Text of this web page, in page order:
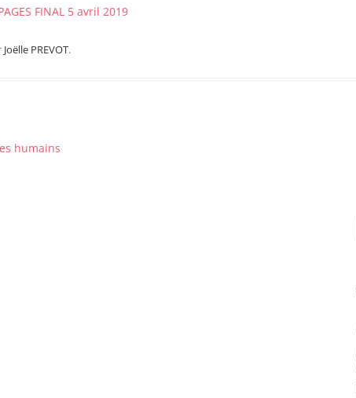
Région Ile de France
Région Ouest
FINAL 5 avril 2019
Joëlle PREVOT.
humains